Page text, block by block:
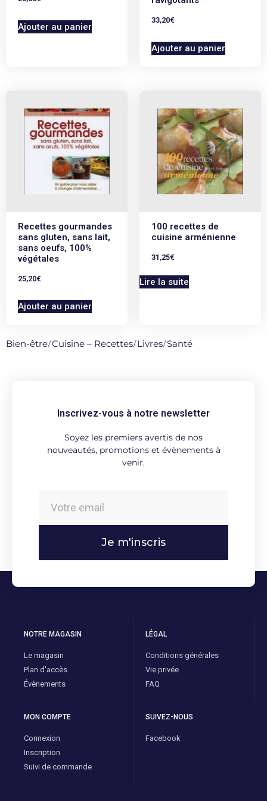
Ajouter au panier
33,20€
Ajouter au panier
Recettes gourmandes
sans gluten, sans lait,
sans oeufs, 100%
végétales
25,20€
Ajouter au panier
100 recettes de
cuisine arménienne
31,25€
Lire la suite
Bien-être/Cuisine – Recettes/Livres/Santé
Inscrivez-vous à notre newsletter
Soyez les premiers avertis de nos
nouveautés, promotions et évènements à
venir.
Je m'inscris
NOTRE MAGASIN
Le magasin
Plan d'accès
Évènements
LÉGAL
Conditions générales
Vie privée
FAQ
MON COMPTE
Connexion
Inscription
Suivi de commande
SUIVEZ-NOUS
Facebook